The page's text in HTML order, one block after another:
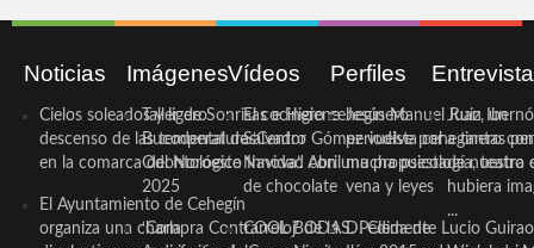
Noticias
Cielos soleados y ligero
descenso de las temperaturas
en la comarca del Noroeste
El Ayuntamiento de Cehegín
organiza una charla
Imágenes
Taller de Sonrisas e Higiene
Bucodental de ‘Centro
Odontológico Innova’. Abril
2025
‘Compra Contrarreloj’ de la
Vídeos
El cocinero ceheginero
Salvador Gómez vuelve por
Navidad con una propuesta
de chocolate
COOL BODAS. Pedida de
Perfiles
Jesús Manuel Ruiz, un
periodista ceheginero con
mucha psicología, teatro
vena y leyes
D. Clemente Lucio Guirao
Juan
a tantas
de nuestra
hubiera
...